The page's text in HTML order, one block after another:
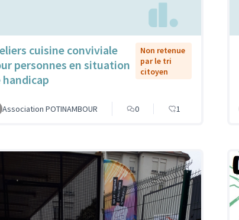
cuisine conviviale
personnes en situation
handicap
Non retenue
par le tri
citoyen
Association POTINAMBOUR 0 1